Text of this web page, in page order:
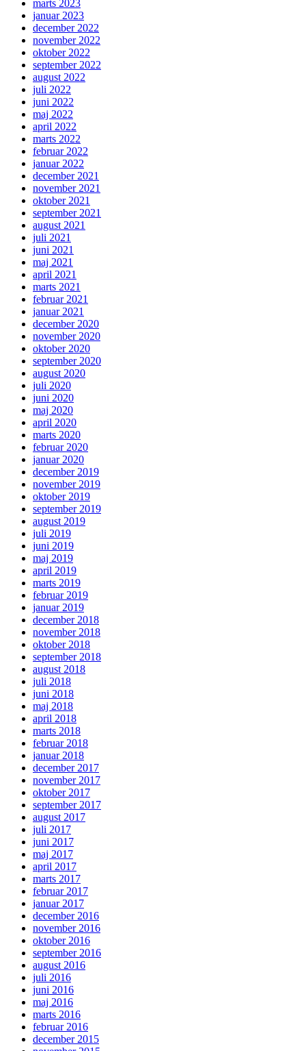
marts 2023
januar 2023
december 2022
november 2022
oktober 2022
september 2022
august 2022
juli 2022
juni 2022
maj 2022
april 2022
marts 2022
februar 2022
januar 2022
december 2021
november 2021
oktober 2021
september 2021
august 2021
juli 2021
juni 2021
maj 2021
april 2021
marts 2021
februar 2021
januar 2021
december 2020
november 2020
oktober 2020
september 2020
august 2020
juli 2020
juni 2020
maj 2020
april 2020
marts 2020
februar 2020
januar 2020
december 2019
november 2019
oktober 2019
september 2019
august 2019
juli 2019
juni 2019
maj 2019
april 2019
marts 2019
februar 2019
januar 2019
december 2018
november 2018
oktober 2018
september 2018
august 2018
juli 2018
juni 2018
maj 2018
april 2018
marts 2018
februar 2018
januar 2018
december 2017
november 2017
oktober 2017
september 2017
august 2017
juli 2017
juni 2017
maj 2017
april 2017
marts 2017
februar 2017
januar 2017
december 2016
november 2016
oktober 2016
september 2016
august 2016
juli 2016
juni 2016
maj 2016
marts 2016
februar 2016
december 2015